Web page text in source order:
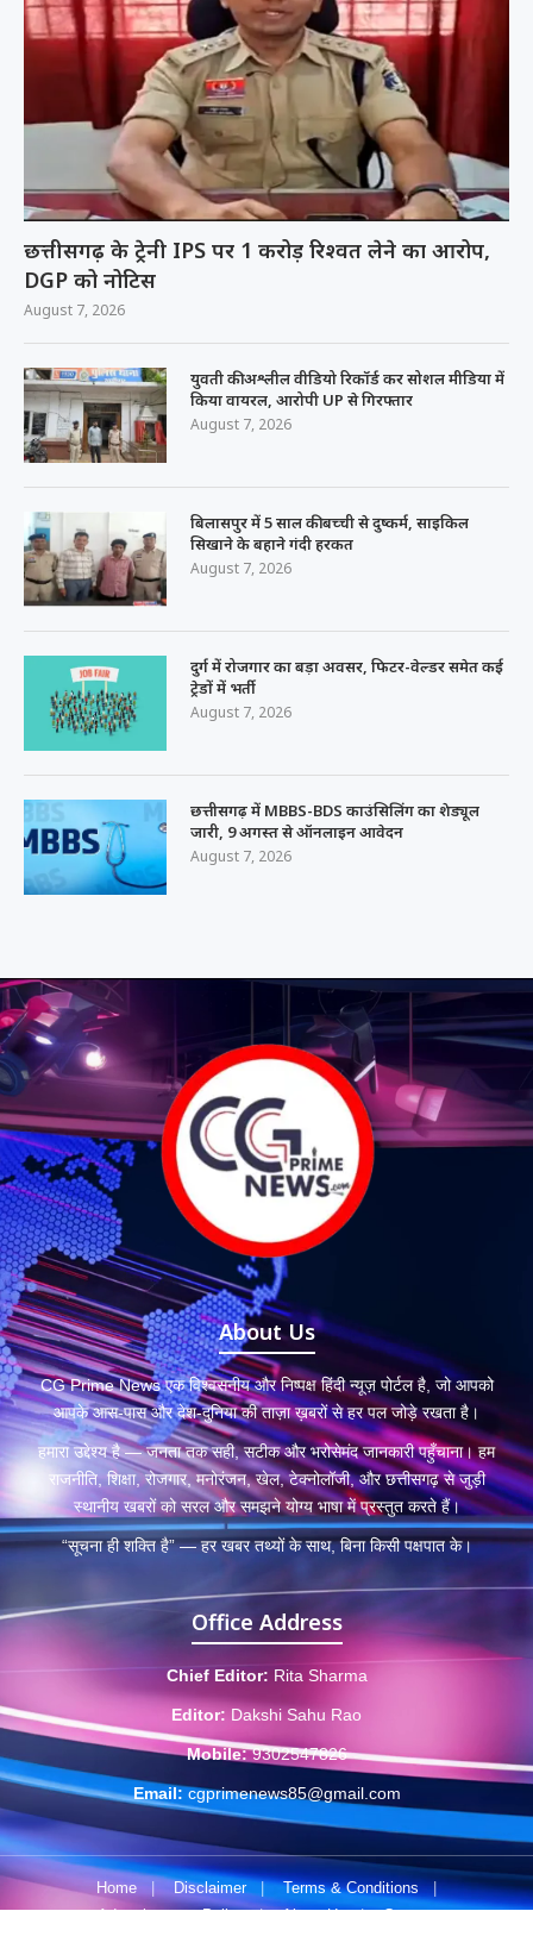
छत्तीसगढ़ के ट्रेनी IPS पर 1 करोड़ रिश्वत लेने का आरोप,
DGP को नोटिस
August 7, 2026
युवती की अश्लील वीडियो रिकॉर्ड कर सोशल मीडिया में
किया वायरल, आरोपी UP से गिरफ्तार
August 7, 2026
बिलासपुर में 5 साल की बच्ची से दुष्कर्म, साइकिल
सिखाने के बहाने गंदी हरकत
August 7, 2026
दुर्ग में रोजगार का बड़ा अवसर, फिटर-वेल्डर समेत कई
ट्रेडों में भर्ती
August 7, 2026
छत्तीसगढ़ में MBBS-BDS काउंसिलिंग का शेड्यूल
जारी, 9 अगस्त से ऑनलाइन आवेदन
August 7, 2026
About Us
CG Prime News एक विश्वसनीय और निष्पक्ष हिंदी न्यूज़ पोर्टल है, जो आपको
आपके आस-पास और देश-दुनिया की ताज़ा ख़बरों से हर पल जोड़े रखता है।
हमारा उद्देश्य है — जनता तक सही, सटीक और भरोसेमंद जानकारी पहुँचाना। हम
राजनीति, शिक्षा, रोजगार, मनोरंजन, खेल, टेक्नोलॉजी, और छत्तीसगढ़ से जुड़ी
स्थानीय खबरों को सरल और समझने योग्य भाषा में प्रस्तुत करते हैं।
“सूचना ही शक्ति है” — हर खबर तथ्यों के साथ, बिना किसी पक्षपात के।
Office Address
Chief Editor: Rita Sharma
Editor: Dakshi Sahu Rao
Mobile: 9302547826
Email: cgprimenews85@gmail.com
Home Disclaimer Terms & Conditions
|
Advertisement Policy
| About Us |
Contact